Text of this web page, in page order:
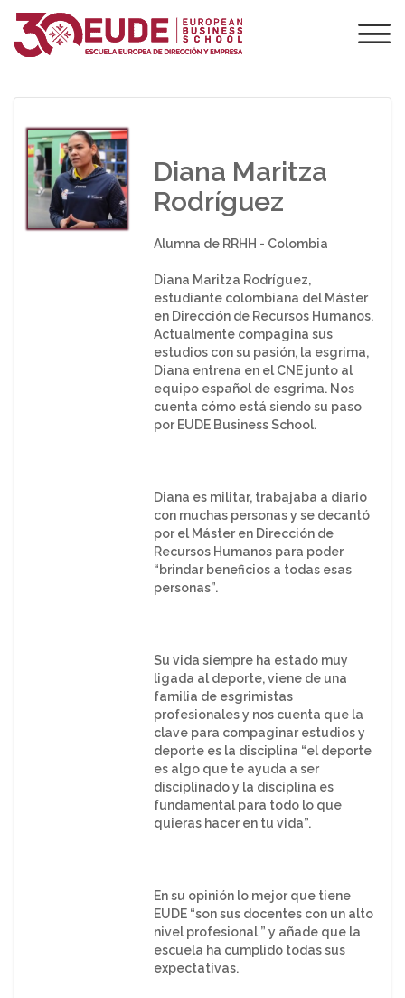
¿QUÉ OPINAN LOS
ALUMNOS SOBRE
Diana Maritza
Rodríguez
Alumna de RRHH - Colombia
Diana Maritza Rodríguez,
estudiante colombiana del Máster
en Dirección de Recursos Humanos.
Actualmente compagina sus
estudios con su pasión, la esgrima,
Diana entrena en el CNE junto al
equipo español de esgrima. Nos
cuenta cómo está siendo su paso
por EUDE Business School.
Diana es militar, trabajaba a diario
con muchas personas y se decantó
por el Máster en Dirección de
Recursos Humanos para poder
“brindar beneficios a todas esas
personas”.
Su vida siempre ha estado muy
ligada al deporte, viene de una
familia de esgrimistas
profesionales y nos cuenta que la
clave para compaginar estudios y
deporte es la disciplina “el deporte
es algo que te ayuda a ser
disciplinado y la disciplina es
fundamental para todo lo que
quieras hacer en tu vida”.
En su opinión lo mejor que tiene
EUDE “son sus docentes con un alto
nivel profesional ” y añade que la
escuela ha cumplido todas sus
expectativas.